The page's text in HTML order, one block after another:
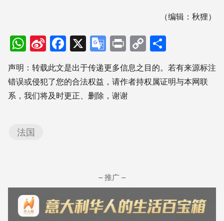
（编辑：秋狸）
WhatsApp
Sina
Weibo
Facebook
X Google
Translate
PrintCopy
Link享
声明：转载此文是出于传递更多信息之目的。若有来源标注
错误或侵犯了您的合法权益，请作者持权属证明与本网联
系，我们将及时更正、删除，谢谢
法国
– 推广 –